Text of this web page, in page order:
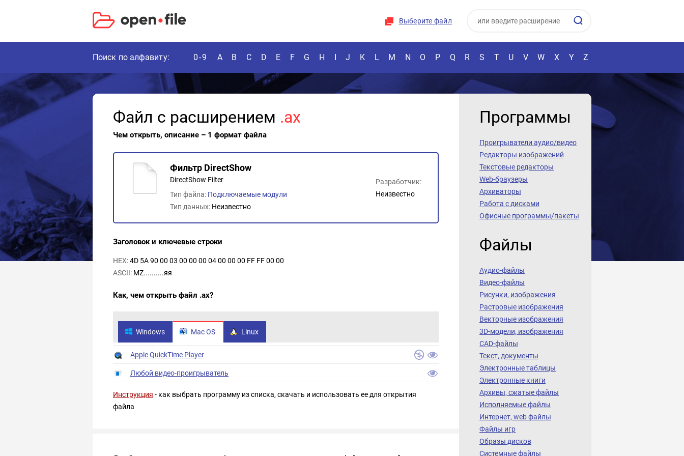
Выберите файл
Поиск по алфавиту: 0-9 A B C D E F G H I J K L M N O P Q R S T U V W X Y Z
Файл с расширением .ax
Чем открыть, описание – 1 формат файла
Фильтр DirectShow
DirectShow Filter
Тип файла: Подключаемые модули
Тип данных: Неизвестно
Разработчик:
Неизвестно
Заголовок и ключевые строки
HEX:4D 5A 90 00 03 00 00 00 04 00 00 00 FF FF 00 00
ASCII: MZ..........яя
Как, чем открыть файл .ax?
Windows Mac OS Linux
Apple QuickTime Player
Любой видео-проигрыватель
Инструкция - как выбрать программу из списка, скачать и использовать ее для открытия
файла
Программы
Проигрыватели аудио/видео
Редакторы изображений
Текстовые редакторы
Web-браузеры
Архиваторы
Работа с дисками
Офисные программы/пакеты
Файлы
Аудио-файлы
Видео-файлы
Рисунки, изображения
Растровые изображения
Векторные изображения
3D-модели, изображения
CAD-файлы
Текст, документы
Электронные таблицы
Электронные книги
Архивы, сжатые файлы
Исполняемые файлы
Интернет, web файлы
Файлы игр
Образы дисков
Системные файлы